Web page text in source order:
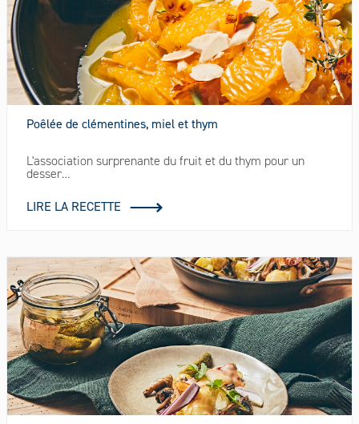
Poêlée de clémentines, miel et thym
L'association surprenante du fruit et du thym pour un
desser…
LIRE LA RECETTE